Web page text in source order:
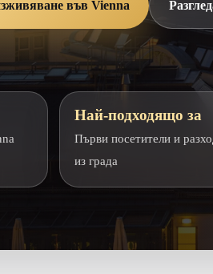
във Vienna
Най-подходящо за
Първи посетители и
из града